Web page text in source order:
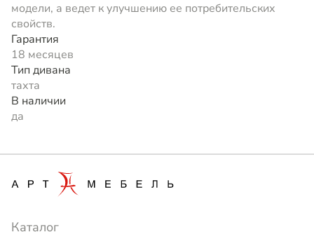
модели, а ведет к улучшению ее потребительских
свойств.
Гарантия
18 месяцев
Тип дивана
тахта
В наличии
да
Каталог